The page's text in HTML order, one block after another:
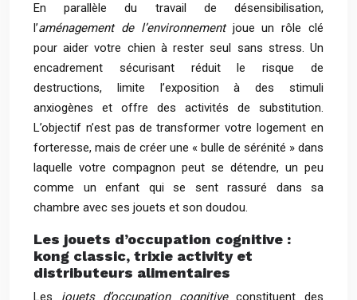
En parallèle du travail de désensibilisation,
l’aménagement de l’environnementjoue un rôle clé
pour aider votre chien à rester seul sans stress. Un
encadrement sécurisant réduit le risque de
destructions, limite l’exposition à des stimuli
anxiogènes et offre des activités de substitution.
L’objectif n’est pas de transformer votre logement en
forteresse, mais de créer une « bulle de sérénité » dans
laquelle votre compagnon peut se détendre, un peu
comme un enfant qui se sent rassuré dans sa
chambre avec ses jouets et son doudou.
Les jouets d’occupation cognitive :
kong classic, trixie activity et
distributeurs alimentaires
Les jouets d’occupation cognitiveconstituent des